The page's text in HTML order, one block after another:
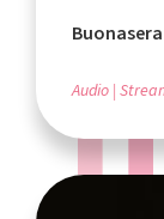
Audio